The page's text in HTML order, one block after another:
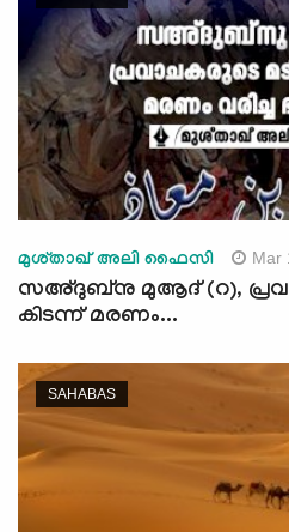
മുശ്താഖ് അലി ഫൈസി Mar
സഅ്ദുബ്‌നു മുആദ് (റ),
കിടന്ന് മരണം...
SAHABAS